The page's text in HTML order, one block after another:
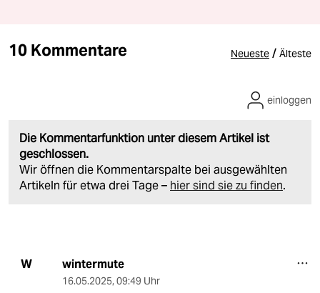
10 Kommentare Neueste / Älteste
Die Kommentarfunktion unter diesem Artikel ist
geschlossen.
Wir öffnen die Kommentarspalte bei ausgewählten
Artikeln für etwa drei Tage – hier sind sie zu finden.
einloggen
W wintermute
16.05.2025, 09:49 Uhr